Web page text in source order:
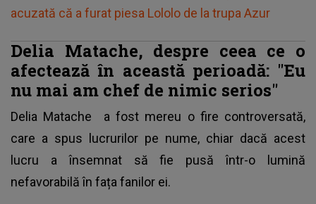
acuzată că a furat piesa Lololo de la trupa Azur
Delia Matache, despre ceea ce o
afectează în această perioadă: "Eu
nu mai am chef de nimic serios"
Delia Matache
a fost mereu o fire controversată,
care a spus lucrurilor pe nume, chiar dacă acest
lucru a însemnat să fie pusă într-o lumină
nefavorabilă în fața fanilor ei.